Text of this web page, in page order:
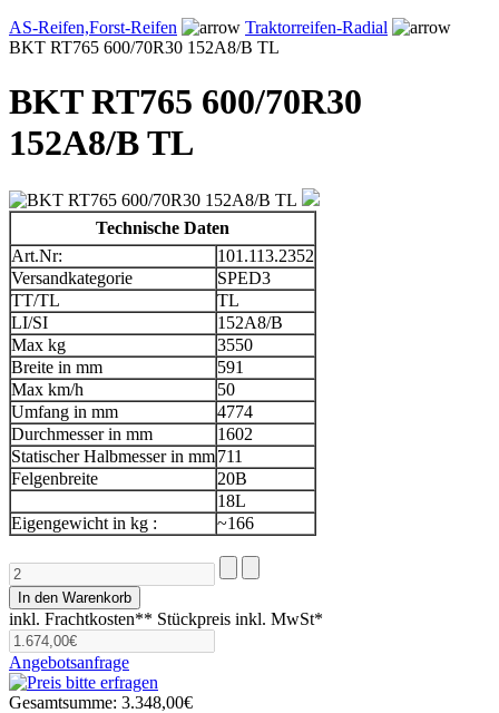
AS-Reifen,Forst-Reifen
Traktorreifen-Radial
BKT RT765 600/70R30 152A8/B TL
BKT RT765 600/70R30
152A8/B TL
Technische Daten
Art.Nr:
101.113.2352
Versandkategorie
SPED3
TT/TL
TL
LI/SI
152A8/B
Max kg
3550
Breite in mm
591
Max km/h
50
Umfang in mm
4774
Durchmesser in mm
1602
Statischer Halbmesser in mm711
Felgenbreite
20B
18L
Eigengewicht in kg :
~166
inkl. Frachtkosten** Stückpreis inkl. MwSt*
Angebotsanfrage
Gesamtsumme: 3.348,00€